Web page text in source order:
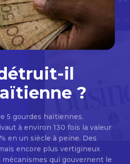
il
?
5 gourdes haïtiennes.
à environ 130 fois la valeur
en un siècle à peine. Des
encore plus vertigineux
qui gouvernent le